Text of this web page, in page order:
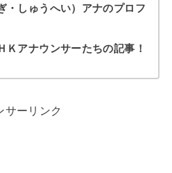
・しゅうへい）アナのプロフ
Ｋアナウンサーたちの記事！
サーリンク